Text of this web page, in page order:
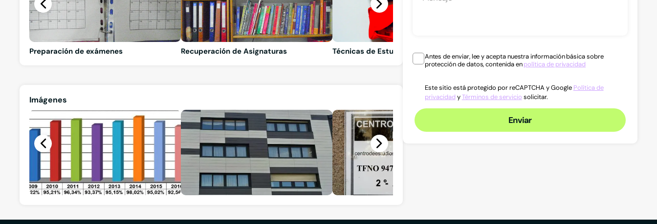
Preparación de exámenes Recuperación de Asignaturas Técnicas de Estudio
Imágenes
Antes de enviar, lee y acepta nuestra información básica sobre
protección de datos, contenida enpolítica de privacidad
Este sitio está protegido por reCAPTCHA y Google Política de
privacidad yTérminos de servicio solicitar.
Enviar